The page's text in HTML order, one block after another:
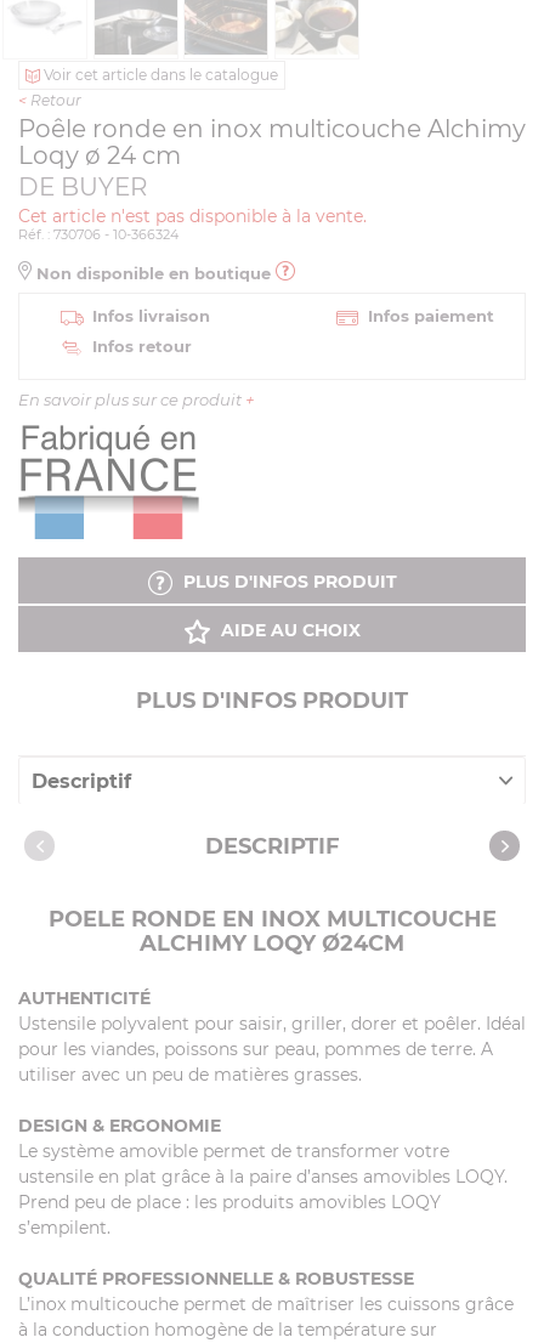
Voir cet article dans le catalogue
< Retour
Poêle ronde en inox multicouche Alchimy
Loqy ø 24 cm
DE BUYER
Cet article n'est pas disponible à la vente.
Réf. : 730706 - 10-366324
Non disponible en boutique
Infos livraison
Infos paiement
Infos retour
En savoir plus sur ce produit +
PLUS D'INFOS PRODUIT
AIDE AU CHOIX
PLUS D'INFOS PRODUIT
Descriptif
Caractéristiques DESCRIPTIF
POELE RONDE EN INOX MULTICOUCHE
ALCHIMY LOQY Ø24CM
AUTHENTICITÉ
Ustensile polyvalent pour saisir, griller, dorer et poêler. Idéal
pour les viandes, poissons sur peau, pommes de terre. A
utiliser avec un peu de matières grasses.
DESIGN & ERGONOMIE
Le système amovible permet de transformer votre
ustensile en plat grâce à la paire d’anses amovibles LOQY.
Prend peu de place : les produits amovibles LOQY
s’empilent.
QUALITÉ PROFESSIONNELLE & ROBUSTESSE
L’inox multicouche permet de maîtriser les cuissons grâce
à la conduction homogène de la température sur